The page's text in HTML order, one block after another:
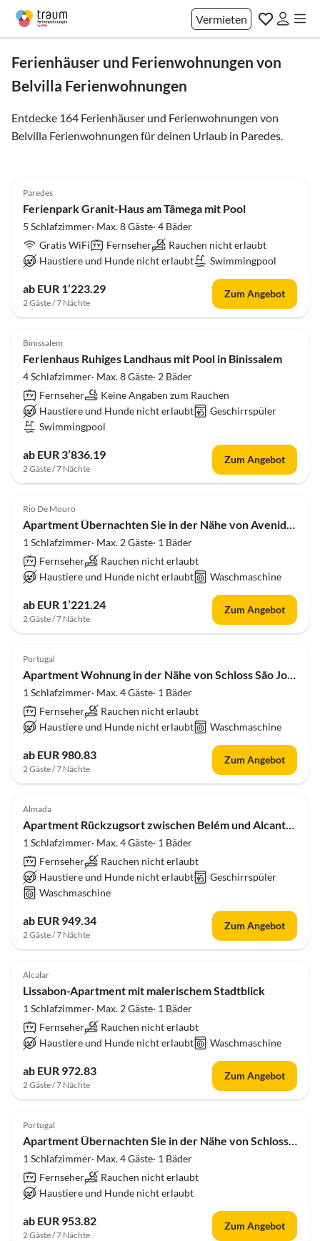
Vermieten
Ferienhäuser und Ferienwohnungen von
Belvilla Ferienwohnungen
Entdecke 164 Ferienhäuser und Ferienwohnungen von
Belvilla Ferienwohnungen für deinen Urlaub in Paredes.
Paredes
Ferienpark Granit-Haus am Tâmega mit Pool
5 Schlafzimmer· Max. 8 Gäste· 4 Bäder
Gratis WiFi
Fernseher
Rauchen nicht erlaubt
Haustiere und Hunde nicht erlaubt
Swimmingpool
ab EUR 1’223.29
2 Gäste / 7 Nächte
Zum Angebot
Binissalem
Ferienhaus Ruhiges Landhaus mit Pool in Binissalem
4 Schlafzimmer· Max. 8 Gäste· 2 Bäder
Fernseher
Keine Angaben zum Rauchen
Haustiere und Hunde nicht erlaubt
Geschirrspüler
Swimmingpool
ab EUR 3’836.19
2 Gäste / 7 Nächte
Zum Angebot
Rio De Mouro
Apartment Übernachten Sie in der Nähe von Avenida & Rossio.
1 Schlafzimmer· Max. 2 Gäste· 1 Bäder
Fernseher
Rauchen nicht erlaubt
Haustiere und Hunde nicht erlaubt
Waschmaschine
ab EUR 1’221.24
2 Gäste / 7 Nächte
Zum Angebot
Portugal
Apartment Wohnung in der Nähe von Schloss São Jorge
1 Schlafzimmer· Max. 4 Gäste· 1 Bäder
Fernseher
Rauchen nicht erlaubt
Haustiere und Hunde nicht erlaubt
Waschmaschine
ab EUR 980.83
2 Gäste / 7 Nächte
Zum Angebot
Almada
Apartment Rückzugsort zwischen Belém und Alcantara
1 Schlafzimmer· Max. 4 Gäste· 1 Bäder
Fernseher
Rauchen nicht erlaubt
Haustiere und Hunde nicht erlaubt
Geschirrspüler
Waschmaschine
ab EUR 949.34
2 Gäste / 7 Nächte
Zum Angebot
Alcalar
Lissabon-Apartment mit malerischem Stadtblick
1 Schlafzimmer· Max. 2 Gäste· 1 Bäder
Fernseher
Rauchen nicht erlaubt
Haustiere und Hunde nicht erlaubt
Waschmaschine
ab EUR 972.83
2 Gäste / 7 Nächte
Zum Angebot
Portugal
Apartment Übernachten Sie in der Nähe von Schloss São Jorge
1 Schlafzimmer· Max. 4 Gäste· 1 Bäder
Fernseher
Rauchen nicht erlaubt
Haustiere und Hunde nicht erlaubt
ab EUR 953.82
2 Gäste / 7 Nächte
Zum Angebot